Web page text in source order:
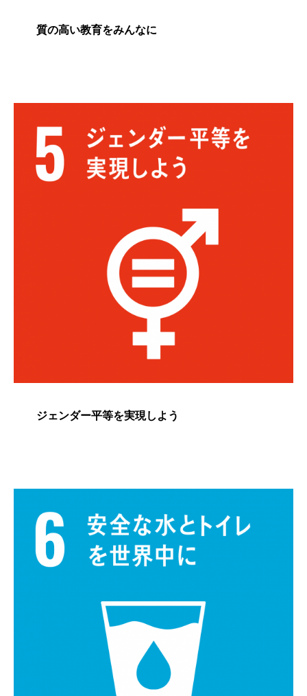
質の高い教育をみんなに
ジェンダー平等を実現しよう